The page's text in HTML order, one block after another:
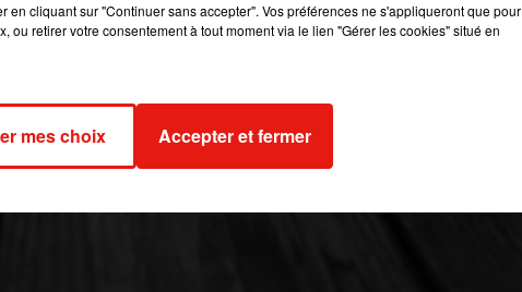
CASTILLO
en cliquant sur "Continuer sans accepter". Vos préférences ne s'appliqueront que pour
ou retirer votre consentement à tout moment via le lien "Gérer les cookies" situé en
mes choix Accepter et fermer